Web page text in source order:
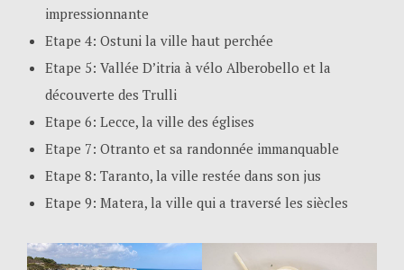
impressionnante
Etape 4: Ostuni la ville haut perchée
Etape 5: Vallée D’itria à vélo Alberobello et la
découverte des Trulli
Etape 6: Lecce, la ville des églises
Etape 7: Otranto et sa randonnée immanquable
Etape 8: Taranto, la ville restée dans son jus
Etape 9: Matera, la ville qui a traversé les siècles